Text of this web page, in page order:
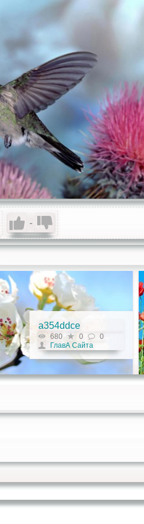
-
a354ddce
680 0
0
ГлавА Сайта